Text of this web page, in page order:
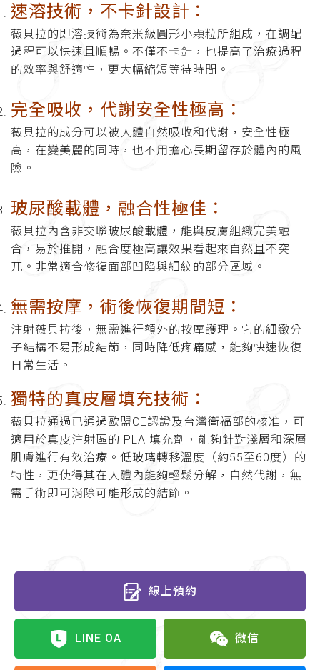
速溶技術，不卡針設計 ：
薇貝拉的即溶技術為奈米級圓形小顆粒所組成，在調配
過程可以快速且順暢。不僅不卡針，也提高了治療過程
的效率與舒適性，更大幅縮短等待時間。
完全吸收，代謝安全性極高 ：
薇貝拉的成分可以被人體自然吸收和代謝，安全性極
高，在變美麗的同時，也不用擔心長期留存於體內的風
險。
玻尿酸載體，融合性極佳 ：
薇貝拉內含非交聯玻尿酸載體，能與皮膚組織完美融
合，易於推開，融合度極高讓效果看起來自然且不突
兀。非常適合修復面部凹陷與細紋的部分區域。
無需按摩，術後恢復期間短：
注射薇貝拉後，無需進行額外的按摩護理。它的細緻分
子結構不易形成結節，同時降低疼痛感，能夠快速恢復
日常生活。
獨特的真皮層填充技術 ：
薇貝拉通過已通過歐盟CE認證及台灣衛福部的核准，可
適用於真皮注射區的 PLA 填充劑，能夠針對淺層和深層
肌膚進行有效治療。低玻璃轉移溫度（約55至60度）的
特性，更使得其在人體內能夠輕鬆分解，自然代謝，無
需手術即可消除可能形成的結節。
線上預約
LINE OA 微信